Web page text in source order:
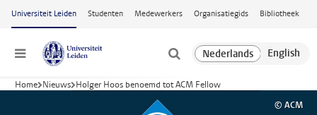
Ga naar hoofdinhoud
Universiteit Leiden Studenten Medewerkers Organisatiegids Bibliotheek
Menu
Home Nieuws Holger Hoos benoemd tot ACM Fellow
© ACM